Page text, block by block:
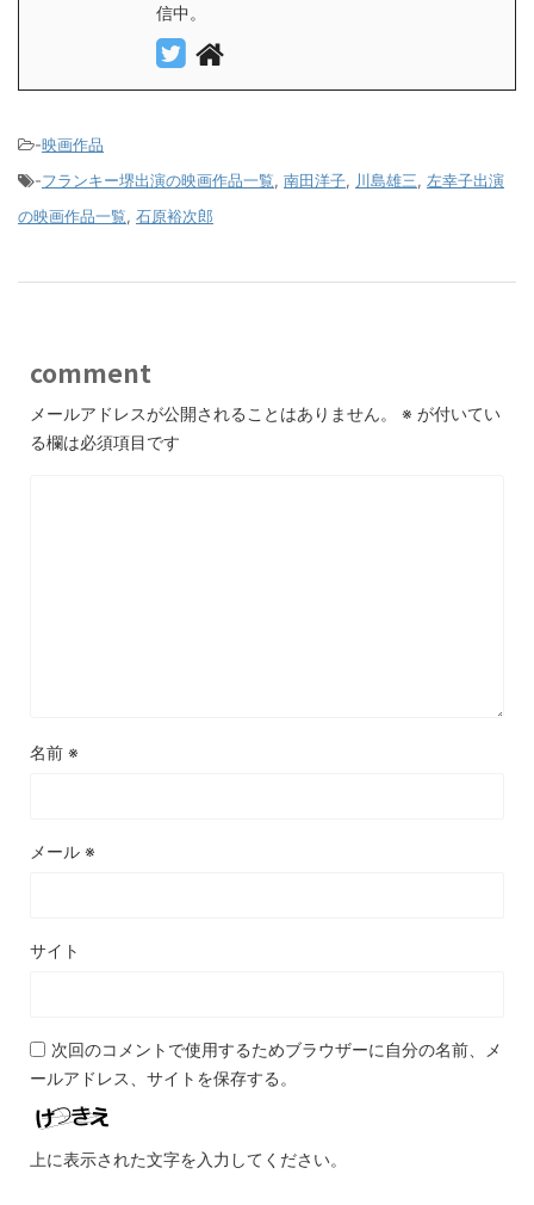
信中。
-映画作品
-フランキー堺出演の映画作品一覧, 南田洋子, 川島雄三, 左幸子出演
の映画作品一覧, 石原裕次郎
comment
メールアドレスが公開されることはありません。 ※ が付いてい
る欄は必須項目です
名前 ※
メール ※
サイト
次回のコメントで使用するためブラウザーに自分の名前、メ
ールアドレス、サイトを保存する。
上に表示された文字を入力してください。